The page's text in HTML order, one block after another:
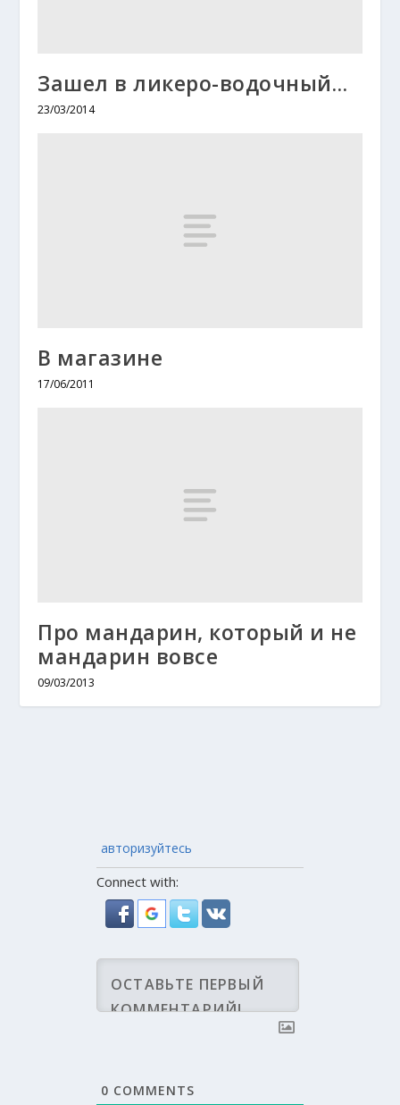
Зашел в ликеро-водочный…
23/03/2014
В магазине
17/06/2011
Про мандарин, который и не
мандарин вовсе
09/03/2013
авторизуйтесь
Connect with:
0 COMMENTS